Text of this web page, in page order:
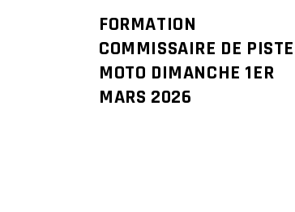
FORMATION
COMMISSAIRE DE PISTE
MOTO DIMANCHE 1ER
MARS 2026